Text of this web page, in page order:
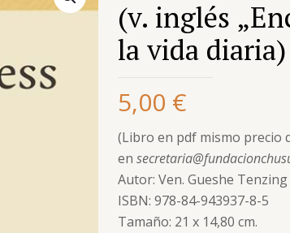
(v. inglés
la vida diaria)
5,00 €
(Libro en pdf mismo precio
en
Autor: Ven. Gueshe
ISBN: 978-84-943937-8-5
Tamaño: 21 x 14,80 cm.